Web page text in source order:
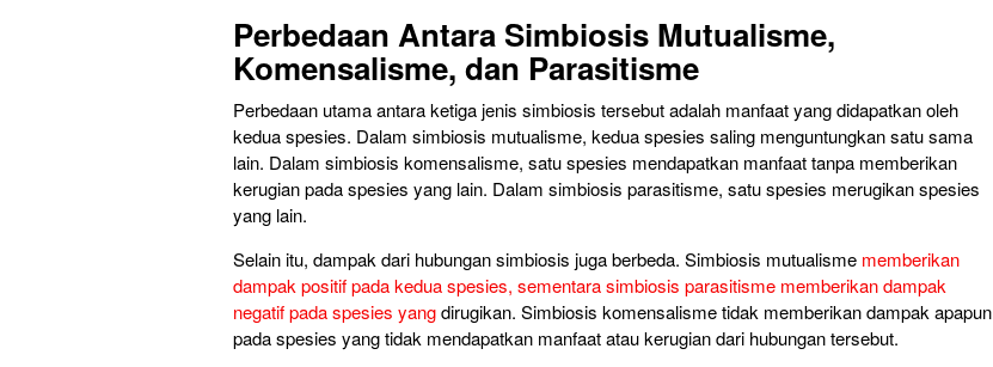
Perbedaan Antara Simbiosis Mutualisme,
Komensalisme, dan Parasitisme
Perbedaan utama antara ketiga jenis simbiosis tersebut adalah manfaat yang didapatkan oleh
kedua spesies. Dalam simbiosis mutualisme, kedua spesies saling menguntungkan satu sama
lain. Dalam simbiosis komensalisme, satu spesies mendapatkan manfaat tanpa memberikan
kerugian pada spesies yang lain. Dalam simbiosis parasitisme, satu spesies merugikan spesies
yang lain.
Selain itu, dampak dari hubungan simbiosis juga berbeda. Simbiosis mutualisme memberikan
dampak positif pada kedua spesies, sementara simbiosis parasitisme memberikan dampak
negatif pada spesies yangdirugikan. Simbiosis komensalisme tidak memberikan dampak apapun
pada spesies yang tidak mendapatkan manfaat atau kerugian dari hubungan tersebut.